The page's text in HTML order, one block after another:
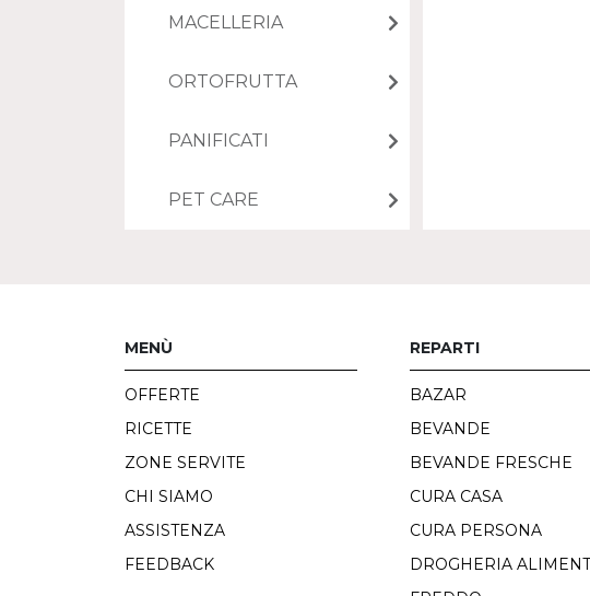
MACELLERIA
ORTOFRUTTA
PANIFICATI
PET CARE
MENÙ
OFFERTE
RICETTE
ZONE SERVITE
CHI SIAMO
ASSISTENZA
FEEDBACK
REPARTI
BAZAR
BEVANDE
BEVANDE FRESCHE
CURA CASA
CURA PERSONA
DROGHERIA